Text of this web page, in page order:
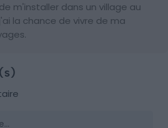
m'installer dans un village au
la chance de vivre de ma